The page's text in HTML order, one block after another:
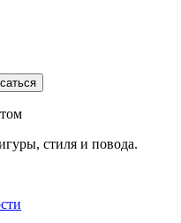
стиля и повода.